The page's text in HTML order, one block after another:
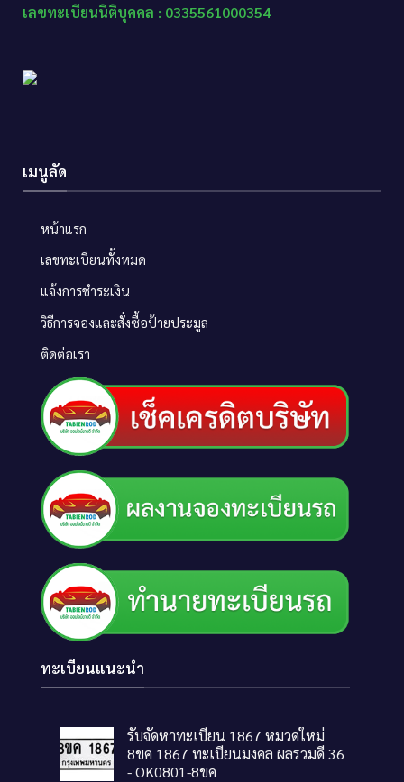
เลขทะเบียนนิติบุคคล : 0335561000354
เมนูลัด
หน้าแรก
เลขทะเบียนทั้งหมด
แจ้งการชำระเงิน
วิธีการจองและสั่งซื้อป้ายประมูล
ติดต่อเรา
ทะเบียนแนะนำ
รับจัดหาทะเบียน 1867 หมวดใหม่
8ขค 1867 ทะเบียนมงคล ผลรวมดี 36
- OK0801-8ขค